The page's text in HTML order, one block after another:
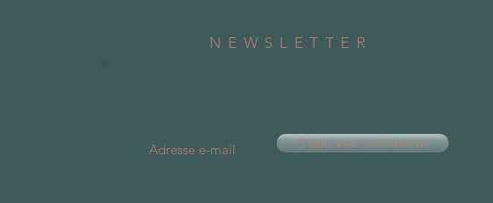
NEWSLETTER
S`abonner maintenant